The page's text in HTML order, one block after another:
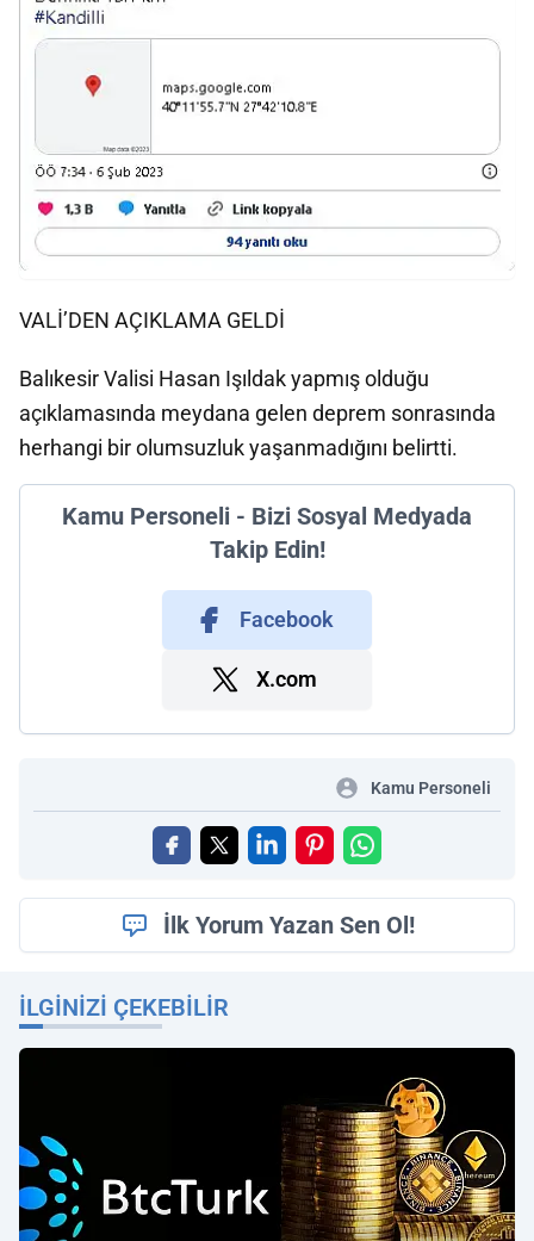
VALİ’DEN AÇIKLAMA GELDİ
Balıkesir Valisi Hasan Işıldak yapmış olduğu
açıklamasında meydana gelen deprem sonrasında
herhangi bir olumsuzluk yaşanmadığını belirtti.
Kamu Personeli - Bizi Sosyal Medyada
Takip Edin!
Facebook
X.com
Kamu Personeli
İlk Yorum Yazan Sen Ol!
İLGINIZI ÇEKEBILIR